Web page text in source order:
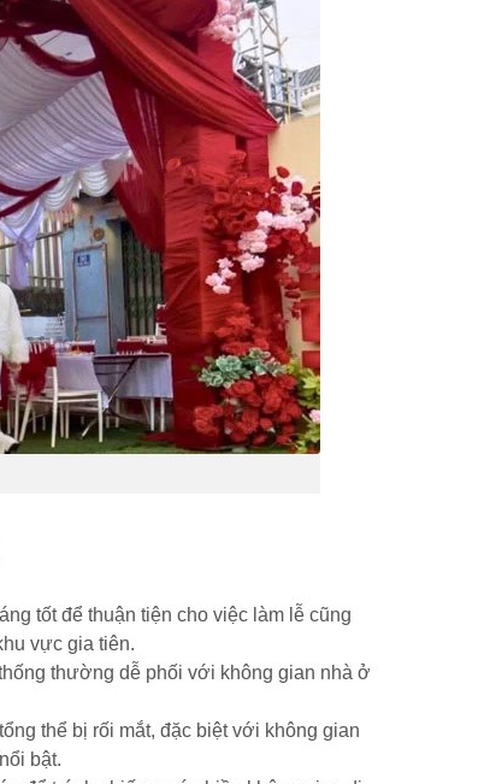
tốt để thuận tiện cho việc làm lễ cũng
vực gia tiên.
thường dễ phối với không gian nhà ở
thể bị rối mắt, đặc biệt với không gian
bật.